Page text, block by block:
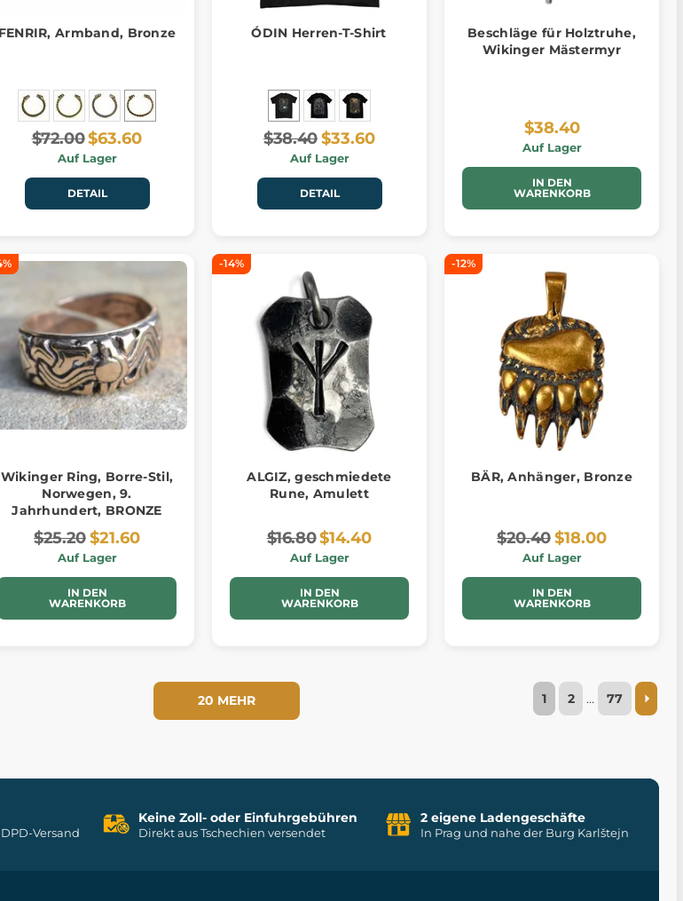
FENRIR, Armband, Bronze
$72.00$63.60
Auf Lager
DETAIL
ÓDIN Herren-T-Shirt
$38.40$33.60
Auf Lager
DETAIL
Beschläge für Holztruhe,
Wikinger Mästermyr
$38.40
Auf Lager
IN DEN
WARENKORB
Wikinger Ring, Borre-Stil,
Norwegen, 9.
Jahrhundert, BRONZE
$25.20$21.60
Auf Lager
IN DEN
WARENKORB
-14%
ALGIZ, geschmiedete
Rune, Amulett
$16.80$14.40
Auf Lager
IN DEN
WARENKORB
-12%
BÄR, Anhänger, Bronze
$20.40$18.00
Auf Lager
IN DEN
WARENKORB
20 MEHR 1 2 … 77
Versand
Keine Zoll- oder Einfuhrgebühren
Direkt aus Tschechien versendet
2 eigene Ladengeschäfte
In Prag und nahe der Burg Karlštejn